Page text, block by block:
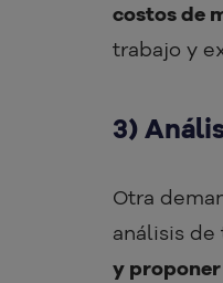
costos de
trabajo y
3)
Otra
análisis
y